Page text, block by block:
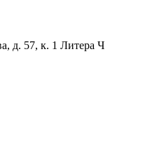
д. 57, к. 1 Литера Ч